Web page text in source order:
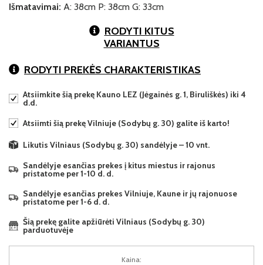
Išmatavimai: A: 38cm P: 38cm G: 33cm
RODYTI KITUS
VARIANTUS
RODYTI PREKĖS CHARAKTERISTIKAS
Atsiimkite šią prekę Kauno LEZ (Jėgainės g. 1, Biruliškės) iki 4
d.d.
Atsiimti šią prekę Vilniuje (Sodybų g. 30) galite iš karto!
Likutis Vilniaus (Sodybų g. 30) sandėlyje – 10 vnt.
Sandėlyje esančias prekes į kitus miestus ir rajonus
pristatome per 1-10 d. d.
Sandėlyje esančias prekes Vilniuje, Kaune ir jų rajonuose
pristatome per 1-6 d. d.
Šią prekę galite apžiūrėti Vilniaus (Sodybų g. 30)
parduotuvėje
Kaina: